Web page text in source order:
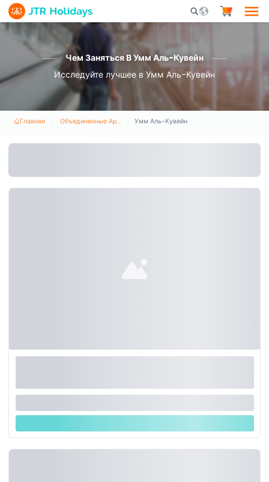
Mobile Search
Чем Заняться В Умм Аль-Кувейн
Исследуйте лучшее в Умм Аль-Кувейн
Главная Объединенные Арабские Эмираты Умм Аль-Кувейн